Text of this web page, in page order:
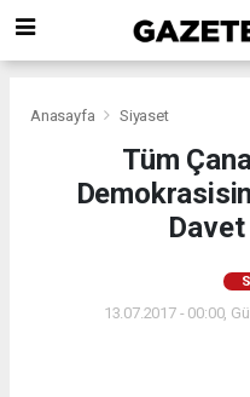
Anasayfa Siyaset
Tüm
13.07.2017 - 00:00,